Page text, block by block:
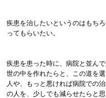
疾患を治したいというのはもち
ってもらいたい。
疾患を患った時に、病院と並ん
世の中を作れたらと、この道を
人や、もっと悪ければ病院での
の人を、少しでも減らせたらと思